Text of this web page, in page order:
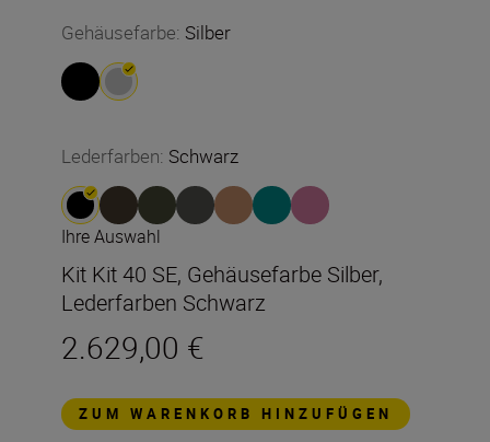
Gehäusefarbe: Silber
Lederfarben: Schwarz
Ihre Auswahl
Kit Kit 40 SE, Gehäusefarbe Silber,
Lederfarben Schwarz
2.629,00 €
ZUM WARENKORB HINZUFÜGEN